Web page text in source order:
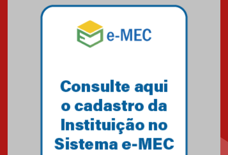
04.08.2026
Mackenzie recepciona os
calouros do segundo semestre
Como o Colégio Mackenzie
Brasília prepara seus
estudantes para o PAS antes
mesmo do Ensino Médio